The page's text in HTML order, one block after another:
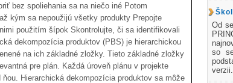
bez spoliehania sa na niečo iné Potom
kým sa nepoužijú všetky produkty Prepojte
použitím šípok Skontrolujte, či sa identifikovali
dekompozícia produktov (PBS) je hierarchickou
na ich základné zložky. Tieto základné zložky
pre plán. Každá úroveň plánu v projekte
Hierarchická dekompozícia produktov sa môže
Od
so
verzii.